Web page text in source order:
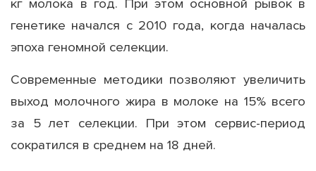
кг молока в год. При этом основной рывок в
генетике начался с 2010 года, когда началась
эпоха геномной селекции.
Современные методики позволяют увеличить
выход молочного жира в молоке на 15% всего
за 5 лет селекции. При этом сервис-период
сократился в среднем на 18 дней.